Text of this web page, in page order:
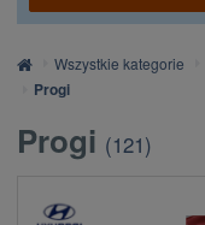
Strona
główna
Wszystkie kategorie
Progi
Progi (121)